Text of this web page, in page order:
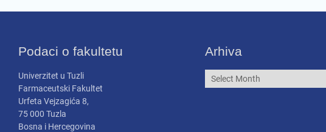
Podaci o fakultetu
Univerzitet u Tuzli
Farmaceutski Fakultet
Urfeta Vejzagića 8,
75 000 Tuzla
Bosna i Hercegovina
Arhiva
Arhiva